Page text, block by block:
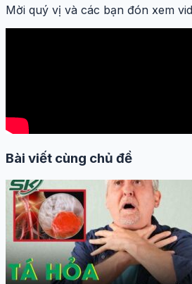
Mời quý vị và các bạn đón xem
Bài viết cùng chủ đề